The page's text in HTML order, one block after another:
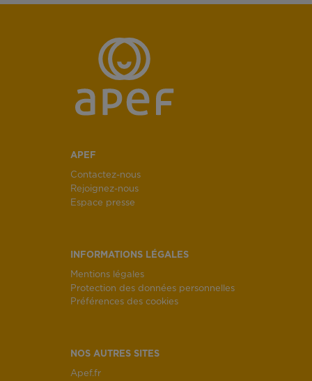
APEF
Contactez-nous
Rejoignez-nous
Espace presse
INFORMATIONS LÉGALES
Mentions légales
Protection des données personnelles
Préférences des cookies
NOS AUTRES SITES
Apef.fr